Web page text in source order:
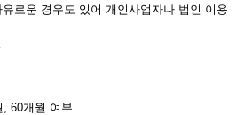
로운 경우도 있어 개인사업자나 법인 이용
, 60개월 여부